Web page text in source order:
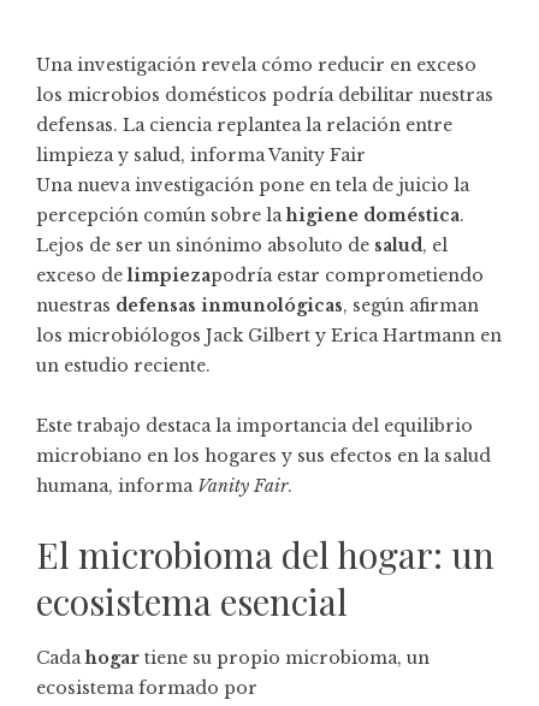
Una investigación revela cómo reducir en exceso
los microbios domésticos podría debilitar nuestras
defensas. La ciencia replantea la relación entre
limpieza y salud, informa Vanity Fair
Una nueva investigación pone en tela de juicio la
percepción común sobre lahigiene doméstica.
Lejos de ser un sinónimo absoluto de salud, el
exceso delimpiezapodría estar comprometiendo
nuestras defensas inmunológicas, según afirman
los microbiólogos Jack Gilbert y Erica Hartmann en
un estudio reciente.
Este trabajo destaca la importancia del equilibrio
microbiano en los hogares y sus efectos en la salud
humana, informa Vanity Fair.
El microbioma del hogar: un
ecosistema esencial
Cadahogar tiene su propio microbioma, un
ecosistema formado por